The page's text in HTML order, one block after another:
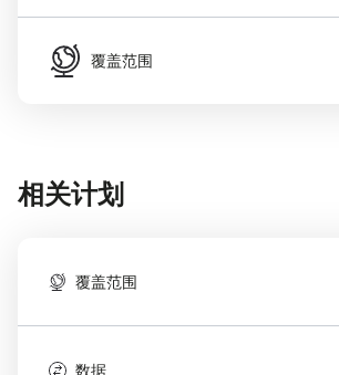
覆盖范围
相关计划
覆盖范围
数据